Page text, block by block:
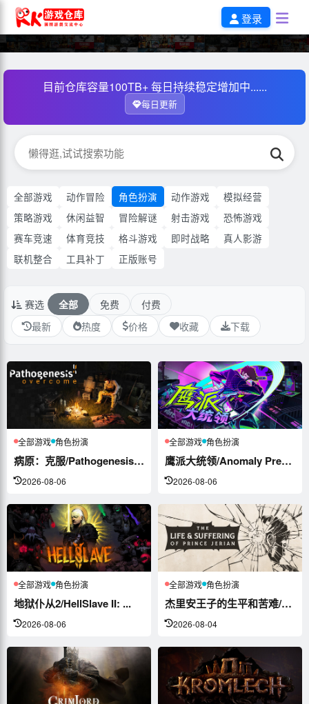
登录
目前仓库容量100TB+ 每日持续稳定增加中......
每日更新
全部游戏 动作冒险 角色扮演 动作游戏
模拟经营
策略游戏
休闲益智 冒险解谜 射击游戏
恐怖游戏
赛车竞速
体育竞技 格斗游戏 即时战略
真人影游
联机整合
工具补丁 正版账号
赛选 全部 免费
付费
最新
热度 价格 收藏 下载
全部游戏 角色扮演
病原：克服/Pathogenesis: ...
2026-08-06
全部游戏 角色扮演
鹰派大统领/Anomaly Presid...
2026-08-06
全部游戏 角色扮演
地狱仆从2/HellSlave II: ...
2026-08-06
全部游戏 角色扮演
杰里安王子的生平和苦难/The Life...
2026-08-04